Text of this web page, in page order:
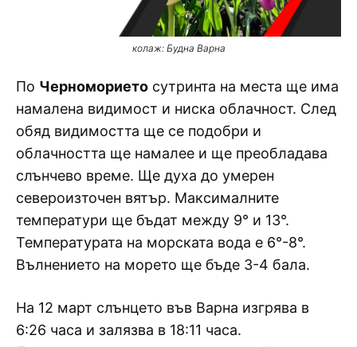
колаж: Будна Варна
По Черноморието сутринта на места ще има
намалена видимост и ниска облачност. След
обяд видимостта ще се подобри и
облачността ще намалее и ще преобладава
слънчево време. Ще духа до умерен
североизточен вятър. Максималните
температури ще бъдат между 9° и 13°.
Температурата на морската вода е 6°-8°.
Вълнението на морето ще бъде 3-4 бала.
На 12 март слънцето във Варна изгрява в
6:26 часа и залязва в 18:11 часа.